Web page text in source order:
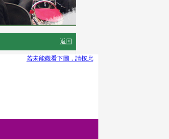
返回
若未能觀看下圖，請按此